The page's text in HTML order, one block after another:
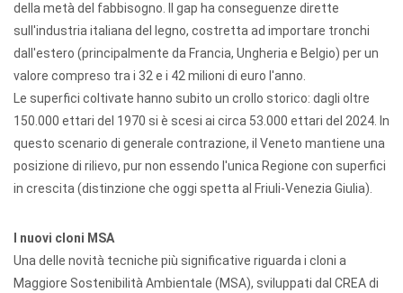
della metà del fabbisogno. Il gap ha conseguenze dirette
sull'industria italiana del legno, costretta ad importare tronchi
dall'estero (principalmente da Francia, Ungheria e Belgio) per un
valore compreso tra i 32 e i 42 milioni di euro l'anno.
Le superfici coltivate hanno subito un crollo storico: dagli oltre
150.000 ettari del 1970 si è scesi ai circa 53.000 ettari del 2024. In
questo scenario di generale contrazione, il Veneto mantiene una
posizione di rilievo, pur non essendo l'unica Regione con superfici
in crescita (distinzione che oggi spetta al Friuli-Venezia Giulia).
I nuovi cloni MSA
Una delle novità tecniche più significative riguarda i cloni a
Maggiore Sostenibilità Ambientale (MSA), sviluppati dal CREA di